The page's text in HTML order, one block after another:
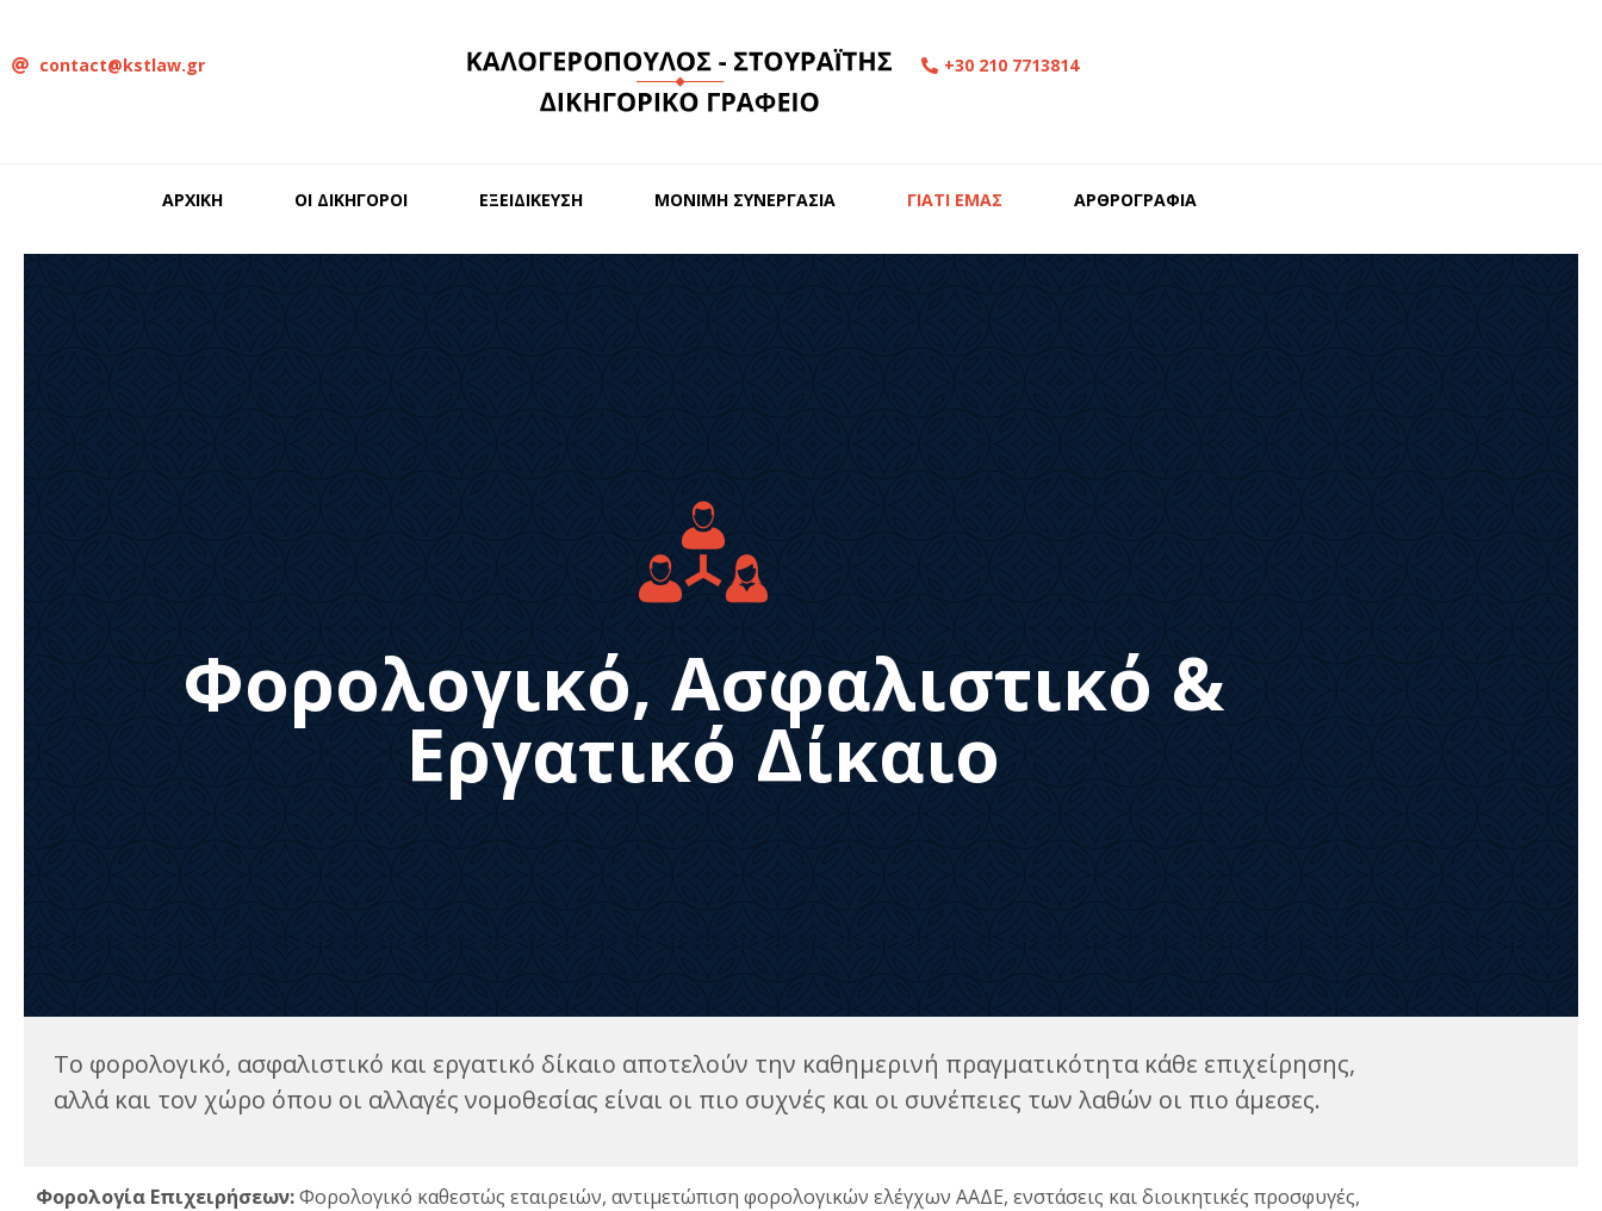
contact@kstlaw.gr +30 210 7713814
ΑΡΧΙΚΗ ΟΙ ΔΙΚΗΓΟΡΟΙ ΕΞΕΙΔΙΚΕΥΣΗ ΜΟΝΙΜΗ ΣΥΝΕΡΓΑΣΙΑ ΓΙΑΤΙ ΕΜΑΣ ΑΡΘΡΟΓΡΑΦΙΑ
Φορολογικό, Ασφαλιστικό &
Εργατικό Δίκαιο
Το φορολογικό, ασφαλιστικό και εργατικό δίκαιο αποτελούν την καθημερινή πραγματικότητα κάθε επιχείρησης,
αλλά και τον χώρο όπου οι αλλαγές νομοθεσίας είναι οι πιο συχνές και οι συνέπειες των λαθών οι πιο άμεσες.
Φορολογία Επιχειρήσεων:Φορολογικό καθεστώς εταιρειών, αντιμετώπιση φορολογικών ελέγχων ΑΑΔΕ, ενστάσεις και διοικητικές προσφυγές,